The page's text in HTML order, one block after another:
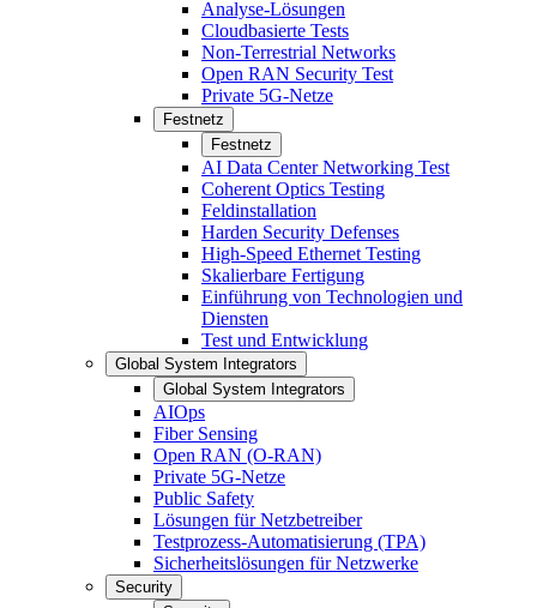
Analyse-Lösungen
Cloudbasierte Tests
Non-Terrestrial Networks
Open RAN Security Test
Private 5G-Netze
Festnetz
Festnetz
AI Data Center Networking Test
Coherent Optics Testing
Feldinstallation
Harden Security Defenses
High-Speed Ethernet Testing
Skalierbare Fertigung
Einführung von Technologien und
Diensten
Test und Entwicklung
Global System Integrators
Global System Integrators
AIOps
Fiber Sensing
Open RAN (O-RAN)
Private 5G-Netze
Public Safety
Lösungen für Netzbetreiber
Testprozess-Automatisierung (TPA)
Sicherheitslösungen für Netzwerke
Security